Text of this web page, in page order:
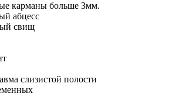
карманы больше 3мм.
абцесс
свищ
слизистой полости